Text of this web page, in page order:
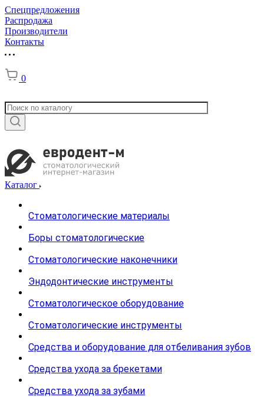
Спецпредложения
Распродажа
Производители
Контакты
0
Каталог
Стоматологические материалы
Боры стоматологические
Стоматологические наконечники
Эндодонтические инструменты
Стоматологическое оборудование
Стоматологические инструменты
Средства и оборудование для отбеливания зубов
Средства ухода за брекетами
Средства ухода за зубами